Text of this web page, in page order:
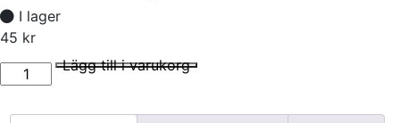
I lager
45 kr
I lager
Camber länk sats mängd Lägg till i varukorg